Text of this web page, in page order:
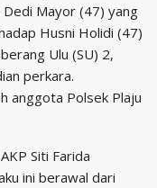
Dedi Mayor (47) yang
Husni Holidi (47)
Ulu (SU) 2,
perkara.
anggota Polsek Plaju
Siti Farida
ini berawal dari